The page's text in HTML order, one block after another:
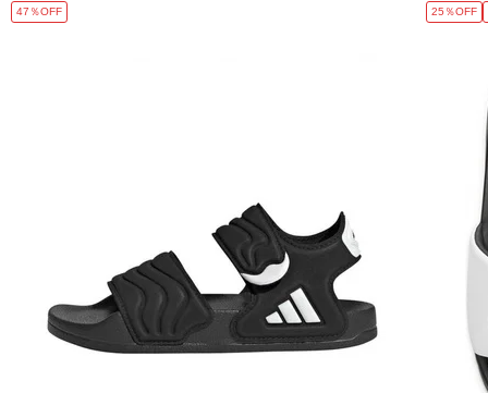
47％OFF 25％OFF